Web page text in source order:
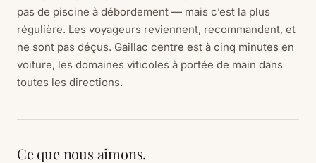
pas de piscine à débordement — mais c’est la plus
régulière. Les voyageurs reviennent, recommandent, et
ne sont pas déçus. Gaillac centre est à cinq minutes en
voiture, les domaines viticoles à portée de main dans
toutes les directions.
Ce que nous aimons.